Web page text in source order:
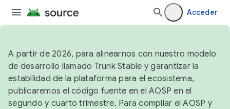
Acceder
A partir de 2026, para alinearnos con nuestro modelo
de desarrollo llamado Trunk Stable y garantizar la
estabilidad de la plataforma para el ecosistema,
publicaremos el código fuente en el AOSP en el
segundo y cuarto trimestre. Para compilar el AOSP y